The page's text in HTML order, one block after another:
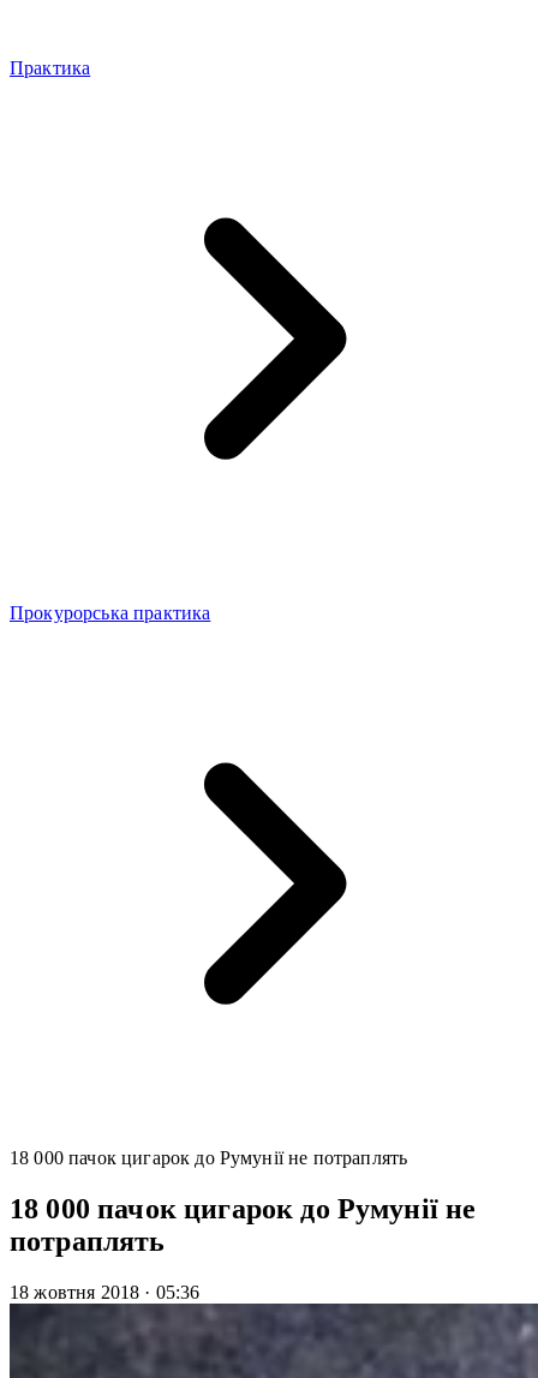
Практика
Прокурорська практика
18 000 пачок цигарок до Румунії не потраплять
18 000 пачок цигарок до Румунії не
потраплять
18 жовтня 2018 · 05:36